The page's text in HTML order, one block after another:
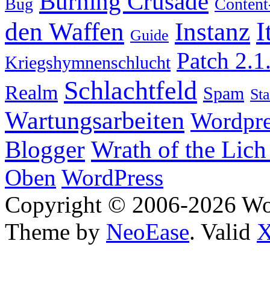
Bug
den Waffen Guide Instanz
Kriegshymnenschlucht Patch
Realm Schlachtfeld Spam
Wartungsarbeiten
Blogger Wrath of the
Oben WordPress
Copyright © 2006-2026
Theme by NeoEase. Valid